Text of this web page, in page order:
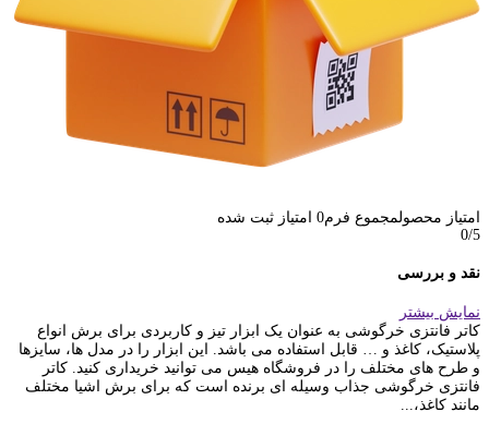
امتیاز محصولمجموع فرم0 امتیاز ثبت شده
0/5
نقد و بررسی
نمایش بیشتر
کاتر فانتزی خرگوشی به عنوان یک ابزار تیز و کاربردی برای برش انواع
پلاستیک، کاغذ و … قابل استفاده می باشد. این ابزار را در مدل‌ ها، سایزها
و طرح های مختلف را در فروشگاه هیس می توانید خریداری کنید. کاتر
فانتزی خرگوشی جذاب وسیله‌ ای برنده است که برای برش اشیا مختلف
مانند کاغذ،...